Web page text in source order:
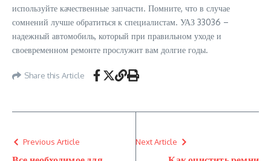
используйте качественные запчасти. Помните, что в случае
сомнений лучше обратиться к специалистам. УАЗ 33036 –
надежный автомобиль, который при правильном уходе и
своевременном ремонте прослужит вам долгие годы.
Share this Article
Previous Article Next Article